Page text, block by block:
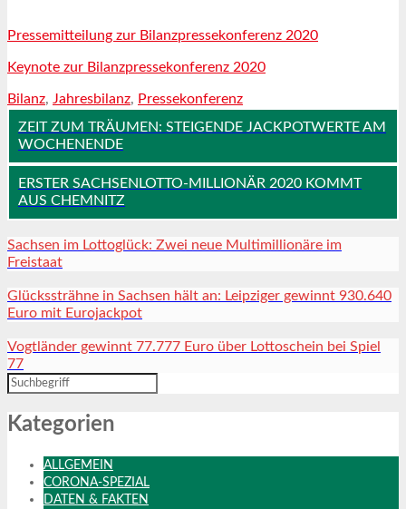
Pressemitteilung zur Bilanzpressekonferenz 2020
Keynote zur Bilanzpressekonferenz 2020
Bilanz, Jahresbilanz, Pressekonferenz
ZEIT ZUM TRÄUMEN: STEIGENDE JACKPOTWERTE AM
WOCHENENDE
ERSTER SACHSENLOTTO-MILLIONÄR 2020 KOMMT
AUS CHEMNITZ
Sachsen im Lottoglück: Zwei neue Multimillionäre im
Freistaat
Glückssträhne in Sachsen hält an: Leipziger gewinnt 930.640
Euro mit Eurojackpot
Vogtländer gewinnt 77.777 Euro über Lottoschein bei Spiel
77
Kategorien
ALLGEMEIN
CORONA-SPEZIAL
DATEN & FAKTEN